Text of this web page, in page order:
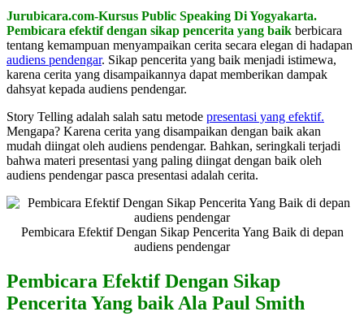
Jurubicara.com-Kursus Public Speaking Di Yogyakarta.
Pembicara efektif dengan sikap pencerita yang baik berbicara
tentang kemampuan menyampaikan cerita secara elegan di hadapan
audiens pendengar. Sikap pencerita yang baik menjadi istimewa,
karena cerita yang disampaikannya dapat memberikan dampak
dahsyat kepada audiens pendengar.
Story Telling adalah salah satu metode presentasi yang efektif.
Mengapa? Karena cerita yang disampaikan dengan baik akan
mudah diingat oleh audiens pendengar. Bahkan, seringkali terjadi
bahwa materi presentasi yang paling diingat dengan baik oleh
audiens pendengar pasca presentasi adalah cerita.
Pembicara Efektif Dengan Sikap Pencerita Yang Baik di depan
audiens pendengar
Pembicara Efektif Dengan Sikap
Pencerita Yang baik Ala Paul Smith